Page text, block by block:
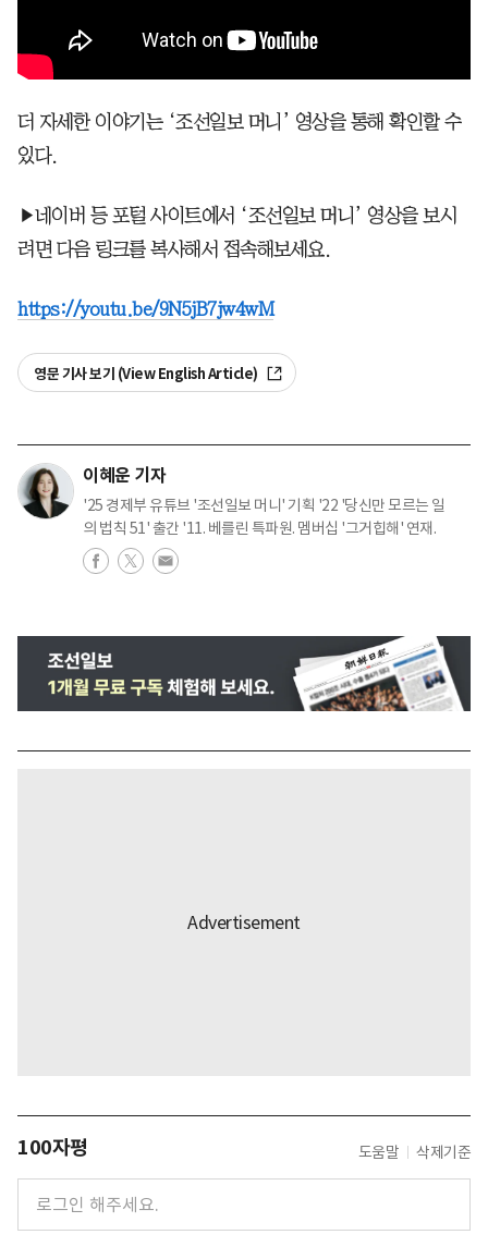
더 자세한 이야기는 ‘조선일보 머니’ 영상을 통해 확인할 수
있다.
▶네이버 등 포털 사이트에서 ‘조선일보 머니’ 영상을 보시
려면 다음 링크를 복사해서 접속해보세요.
https://youtu.be/9N5jB7jw4wM
영문 기사 보기 (View English Article)
이혜운 기자
'25 경제부 유튜브 '조선일보 머니' 기획 '22 '당신만 모르는 일
의 법칙 51' 출간 '11. 베를린 특파원. 멤버십 '그거힙해' 연재.
100자평 도움말 삭제기준